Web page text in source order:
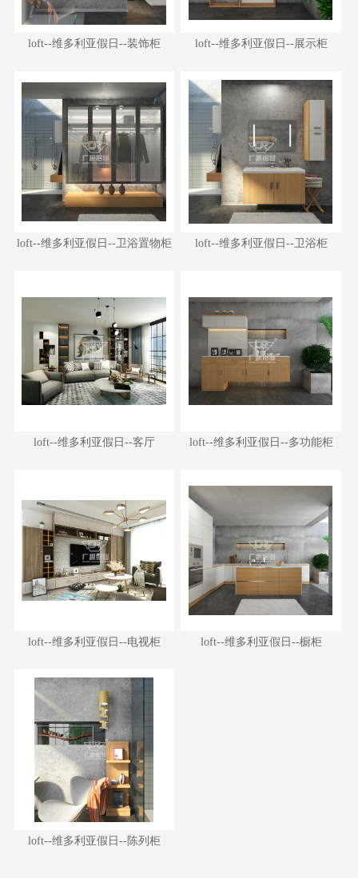
loft--维多利亚假日--装饰柜
loft--维多利亚假日--装饰柜 loft--维多利亚假日--展示柜
loft--维多利亚假日--展示柜
loft--维多利亚假日--卫浴置物柜
loft--维多利亚假日--卫浴置物柜 loft--维多利亚假日--卫浴柜
loft--维多利亚假日--卫浴柜
loft--维多利亚假日--客厅
loft--维多利亚假日--客厅 loft--维多利亚假日--多功能柜
loft--维多利亚假日--多功能柜
loft--维多利亚假日--电视柜
loft--维多利亚假日--电视柜 loft--维多利亚假日--橱柜
loft--维多利亚假日--橱柜
loft--维多利亚假日--陈列柜
loft--维多利亚假日--陈列柜